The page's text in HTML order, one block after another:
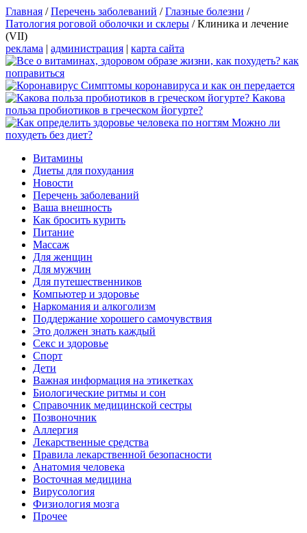
Главная /Перечень заболеваний /Глазные болезни /
Патология роговой оболочки и склеры /Клиника и лечение
(VII)
реклама | администрация | карта сайта
Симптомы коронавируса и как он передается
Какова
польза пробиотиков в греческом йогурте?
Можно ли
похудеть без диет?
Витамины
Диеты для похудания
Новости
Перечень заболеваний
Ваша внешность
Как бросить курить
Питание
Массаж
Для женщин
Для мужчин
Для путешественников
Компьютер и здоровье
Наркомания и алкоголизм
Поддержание хорошего самочувствия
Это должен знать каждый
Секс и здоровье
Спорт
Дети
Важная информация на этикетках
Биологические ритмы и сон
Справочник медицинской сестры
Позвоночник
Аллергия
Лекарственные средства
Правила лекарственной безопасности
Aнатомия человека
Восточная медицина
Вирусология
Физиология мозга
Прочее